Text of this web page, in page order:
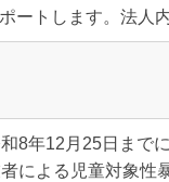
ートします。法人
8年12月25日まで
による児童対象性